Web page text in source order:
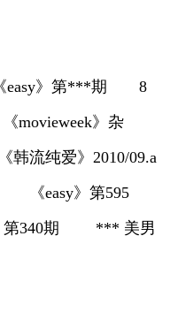
》第***期 8
》杂
纯爱》2010/09.a
easy》第595
340期 *** 美男